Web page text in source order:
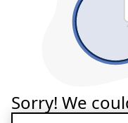
Sorry! We